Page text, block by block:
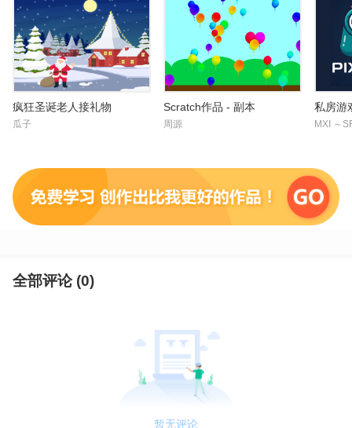
疯狂圣诞老人接礼物
瓜子
Scratch作品 - 副本
周源
私房游
MXI ～
全部评论 (0)
暂无评论